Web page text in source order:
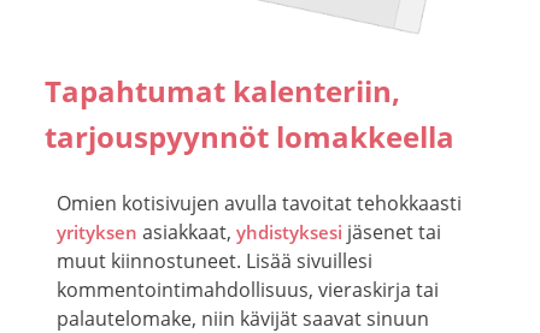
Tapahtumat kalenteriin,
tarjouspyynnöt lomakkeella
Omien kotisivujen avulla tavoitat tehokkaasti
yrityksen asiakkaat,yhdistyksesi jäsenet tai
muut kiinnostuneet. Lisää sivuillesi
kommentointimahdollisuus, vieraskirja tai
palautelomake, niin kävijät saavat sinuun